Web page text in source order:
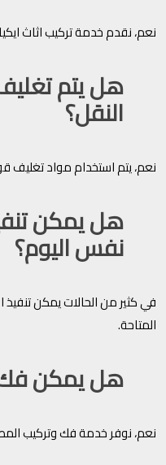
نعم، نقدم خدمة تركيب اثاث
هل يتم
النقل؟
نعم، يتم استخدام مواد تغليف
هل يمكن
نفس اليوم؟
في كثير من الحالات يمكن
المتاحة.
هل يمكن فك
نعم، نوفر خدمة فك وتركيب